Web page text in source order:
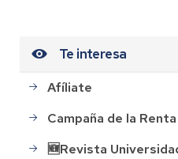
Te interesa
Afíliate
Campaña de la
🆕Revista